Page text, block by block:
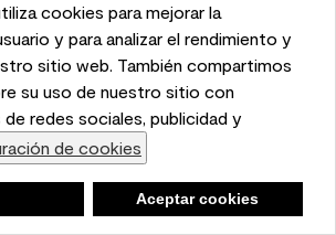
cookies to enhance user experience
and traffic on our website.
about your use of our site
advertising, and analytics
Settings
Accept Cookies
cookies para mejorar la
y para analizar el rendimiento y
sitio web. También compartimos
su uso de nuestro sitio con
redes sociales, publicidad y
de cookies
Aceptar cookies
paint color
in north facing